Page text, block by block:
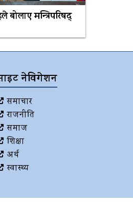
बोलाए मन्त्रिपरिषद्
नेविगेशन
समाचार
राजनीति
समाज
शिक्षा
अर्थ
स्वास्थ्य